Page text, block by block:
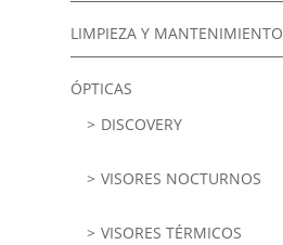
LIMPIEZA Y MANTENIMIENTO
ÓPTICAS
DISCOVERY
VISORES NOCTURNOS
VISORES TÉRMICOS